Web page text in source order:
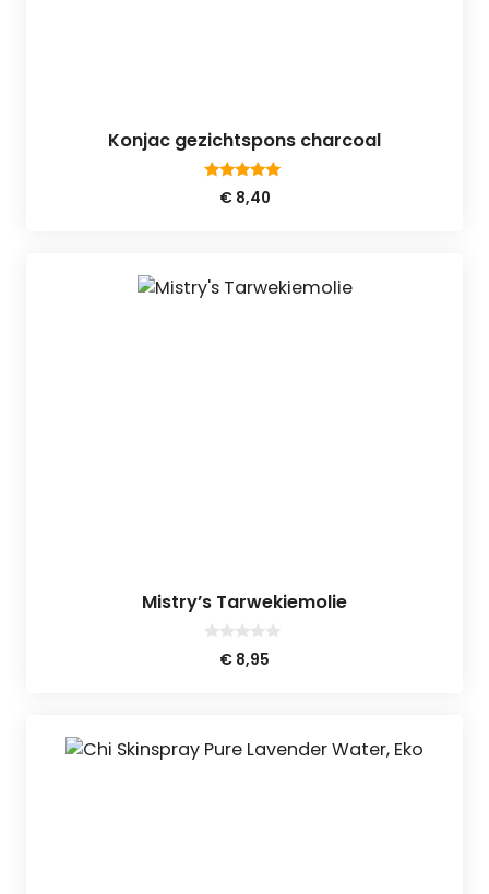
Konjac gezichtspons charcoal
5.00
van 5
€8,40
Mistry’s Tarwekiemolie
€ 8,95